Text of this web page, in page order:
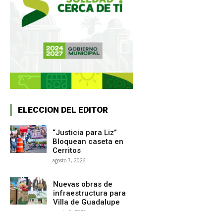
ELECCION DEL EDITOR
“Justicia para Liz”
Bloquean caseta en
Cerritos
agosto 7, 2026
Nuevas obras de
infraestructura para
Villa de Guadalupe